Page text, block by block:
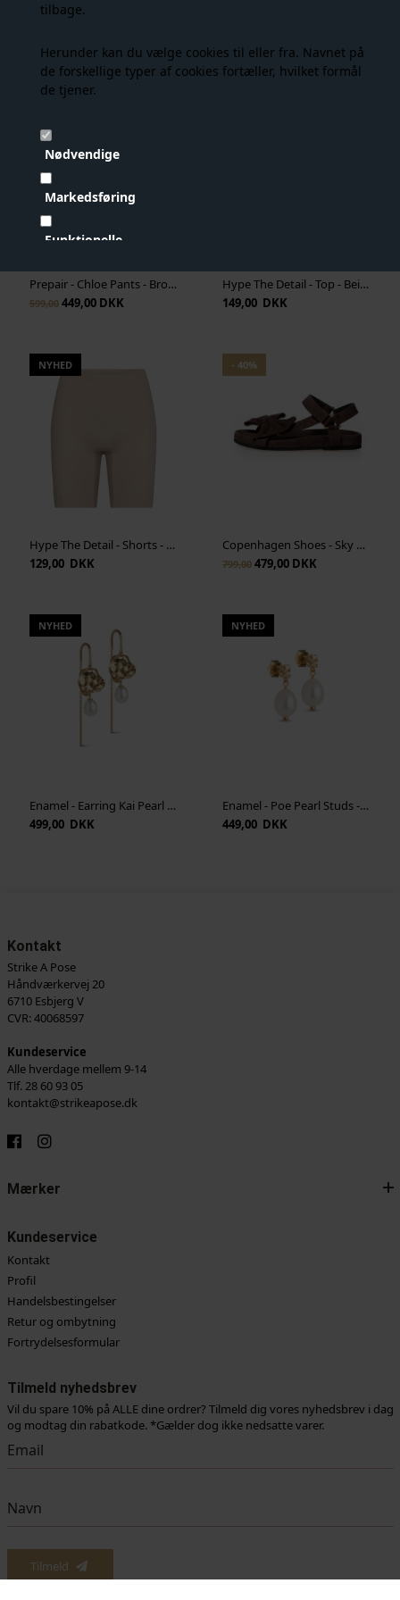
tilbage.
Herunder kan du vælge cookies til eller fra. Navnet på
de forskellige typer af cookies fortæller, hvilket formål
de tjener.
Nødvendige
Markedsføring
Funktionelle
Statistiske
Vis cookie detaljer
Prepair - Chloe Pants - Brown
599,00449,00 DKK
Hype The Detail - Top - Beige
149,00 DKK
NYHED
Hype The Detail - Shorts - Beige
129,00 DKK
- 40%
Copenhagen Shoes - Sky And Diamonds Suede - Dark Brown
799,00 479,00 DKK
NYHED
Enamel - Earring Kai Pearl - Guld
499,00 DKK
NYHED
Enamel - Poe Pearl Studs - Pearl
449,00 DKK
Kontakt
Strike A Pose
Håndværkervej 20
6710 Esbjerg V
CVR: 40068597
Kundeservice
Alle hverdage mellem 9-14
Tlf. 28 60 93 05
kontakt@strikeapose.dk
Mærker
Kundeservice
Kontakt
Profil
Handelsbestingelser
Retur og ombytning
Fortrydelsesformular
Tilmeld nyhedsbrev
Vil du spare 10% på ALLE dine ordrer? Tilmeld dig vores nyhedsbrev i dag
og modtag din rabatkode. *Gælder dog ikke nedsatte varer.
Tilmeld